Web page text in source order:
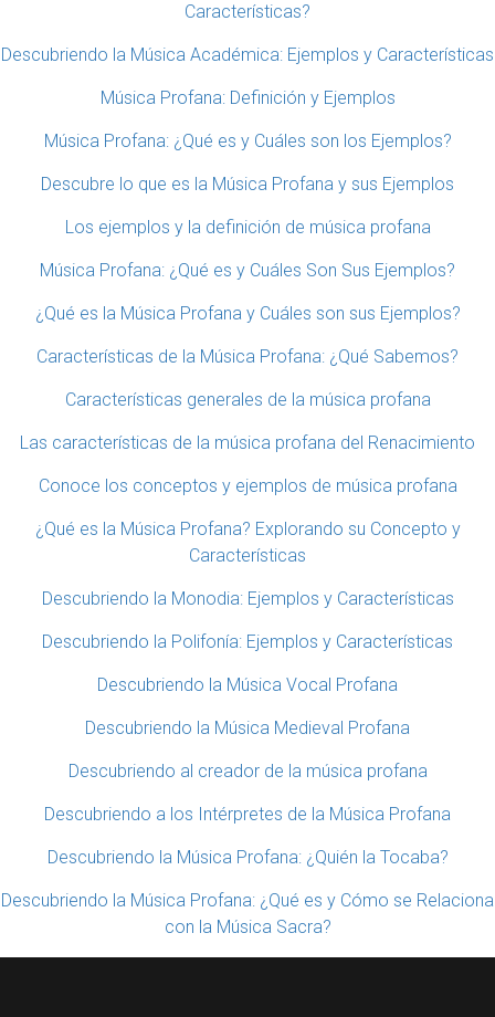
Características?
Descubriendo la Música Académica: Ejemplos y Características
Música Profana: Definición y Ejemplos
Música Profana: ¿Qué es y Cuáles son los Ejemplos?
Descubre lo que es la Música Profana y sus Ejemplos
Los ejemplos y la definición de música profana
Música Profana: ¿Qué es y Cuáles Son Sus Ejemplos?
¿Qué es la Música Profana y Cuáles son sus Ejemplos?
Características de la Música Profana: ¿Qué Sabemos?
Características generales de la música profana
Las características de la música profana del Renacimiento
Conoce los conceptos y ejemplos de música profana
¿Qué es la Música Profana? Explorando su Concepto y
Características
Descubriendo la Monodia: Ejemplos y Características
Descubriendo la Polifonía: Ejemplos y Características
Descubriendo la Música Vocal Profana
Descubriendo la Música Medieval Profana
Descubriendo al creador de la música profana
Descubriendo a los Intérpretes de la Música Profana
Descubriendo la Música Profana: ¿Quién la Tocaba?
Descubriendo la Música Profana: ¿Qué es y Cómo se Relaciona
con la Música Sacra?